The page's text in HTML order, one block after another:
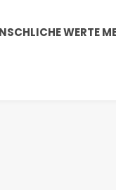
WERTE